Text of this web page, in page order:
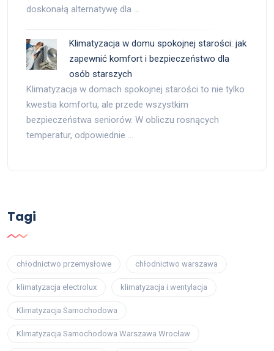
doskonałą alternatywę dla …
Klimatyzacja w domu spokojnej starości: jak
zapewnić komfort i bezpieczeństwo dla
osób starszych
Klimatyzacja w domach spokojnej starości to nie tylko
kwestia komfortu, ale przede wszystkim
bezpieczeństwa seniorów. W obliczu rosnących
temperatur, odpowiednie …
Tagi
chłodnictwo przemysłowe chłodnictwo warszawa
klimatyzacja electrolux klimatyzacja i wentylacja
Klimatyzacja Samochodowa
Klimatyzacja Samochodowa Warszawa Wrocław